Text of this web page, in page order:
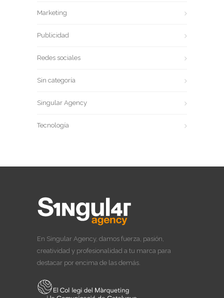
Marketing
Publicidad
Redes sociales
Sin categoría
Singular Agency
Tecnología
En Singular Agency, damos fuerza, pasión,
creatividad y profesionalidad a tu marca para
destacar por encima de las demás.